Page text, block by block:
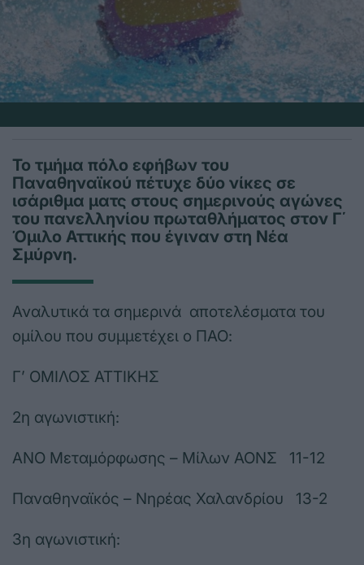
Το τμήμα πόλο εφήβων του
Παναθηναϊκού πέτυχε δύο νίκες σε
ισάριθμα ματς στους σημερινούς αγώνες
του πανελληνίου πρωταθλήματος στον Γ΄
Όμιλο Αττικής που έγιναν στη Νέα
Σμύρνη.
Αναλυτικά τα σημερινά αποτελέσματα του
ομίλου που συμμετέχει ο ΠΑΟ:
Γ’ ΟΜΙΛΟΣ ΑΤΤΙΚΗΣ
2η αγωνιστική:
ΑΝΟ Μεταμόρφωσης – Μίλων ΑΟΝΣ 11-12
Παναθηναϊκός – Νηρέας Χαλανδρίου 13-2
3η αγωνιστική: